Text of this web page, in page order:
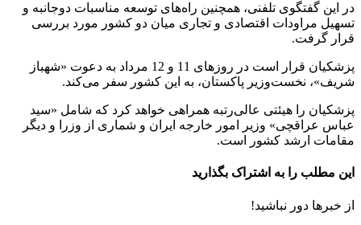
در این گفتگوی تلفنی، همچنین راه‌های توسعه مناسبات دو‌جانبه و
تسهیل مراودات اقتصادی و تجاری میان دو‌ کشور مورد بررسی
قرار گرفت.
پزشکیان قرار است در روزهای 11 و 12 مرداد به دعوت «شهباز
شریف»، نخست‌وزیر پاکستان، به این کشور سفر می‌کند.
پزشکیان را هیئتی عالی‌رتبه همراهی خواهد کرد که شامل «سید
عباس عراقچی» وزیر امور خارجه ایران و شماری از وزرا و دیگر
مقامات ارشد کشور است.
این مطلب را به اشتراک بگذارید
از خبرها دور نباشید!